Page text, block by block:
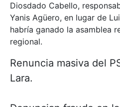
Diosdado Cabello,
Yanis Agüero, en lugar de
habría ganado la asamblea
regional.
Renuncia masiva del
Lara.